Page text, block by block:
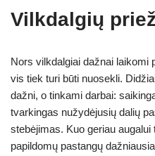
Vilkdalgių
Nors vilkdalgiai dažnai laikomi
vis tiek turi būti nuosekli.
dažni, o tinkami darbai:
tvarkingas nužydėjusių dalių
stebėjimas. Kuo geriau
papildomų pastangų